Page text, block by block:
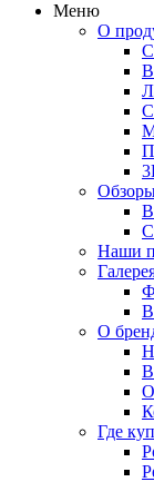
Меню
О
Наши
О
Где